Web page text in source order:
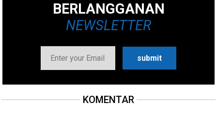
BERLANGGANAN
NEWSLETTER
KOMENTAR